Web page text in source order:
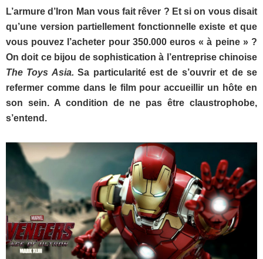
L’armure d’Iron Man vous fait rêver ? Et si on vous disait
qu’une version partiellement fonctionnelle existe et que
vous pouvez l’acheter pour 350.000 euros « à peine » ?
On doit ce bijou de sophistication à l’entreprise chinoise
The Toys Asia.Sa particularité est de s’ouvrir et de se
refermer comme dans le film pour accueillir un hôte en
son sein. A condition de ne pas être claustrophobe,
s’entend.